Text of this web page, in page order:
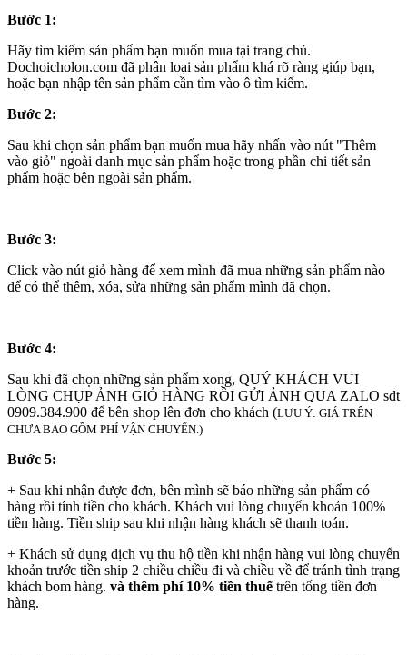
Bước 1:
Hãy tìm kiếm sản phẩm bạn muốn mua tại trang chủ.
Dochoicholon.com đã phân loại sản phẩm khá rõ ràng giúp bạn,
hoặc bạn nhập tên sản phẩm cần tìm vào ô tìm kiếm.
Bước 2:
Sau khi chọn sản phẩm bạn muốn mua hãy nhấn vào nút "Thêm
vào giỏ" ngoài danh mục sản phẩm hoặc trong phần chi tiết sản
phẩm hoặc bên ngoài sản phẩm.
Bước 3:
Click vào nút giỏ hàng để xem mình đã mua những sản phẩm nào
để có thể thêm, xóa, sửa những sản phẩm mình đã chọn.
Bước 4:
Sau khi đã chọn những sản phẩm xong, QUÝ KHÁCH VUI
LÒNG CHỤP ẢNH GIỎ HÀNG RỒI GỬI ẢNH QUA ZALO sđt
0909.384.900 để bên shop lên đơn cho khách (LƯU Ý: GIÁ TRÊN
CHƯA BAO GỒM PHÍ VẬN CHUYỂN.)
Bước 5:
+ Sau khi nhận được đơn, bên mình sẽ báo những sản phẩm có
hàng rồi tính tiền cho khách. Khách vui lòng chuyển khoản 100%
tiền hàng. Tiền ship sau khi nhận hàng khách sẽ thanh toán.
+ Khách sử dụng dịch vụ thu hộ tiền khi nhận hàng vui lòng chuyển
khoản trước tiền ship 2 chiều chiều đi và chiều về để tránh tình trạng
khách bom hàng. và thêm phí 10% tiền thuếtrên tổng tiền đơn
hàng.